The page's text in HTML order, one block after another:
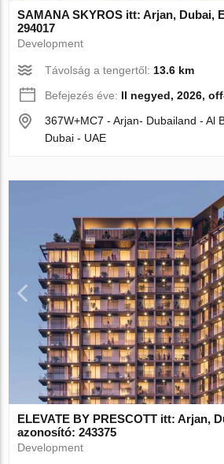
SAMANA SKYROS itt: Arjan, Dubai,
294017
Development
Távolság a tengertől: 13.6 km
Befejezés éve: II negyed, 2026,
367W+MC7 - Arjan- Dubailand - Al
Dubai - UAE
ELEVATE BY PRESCOTT itt: Arjan,
azonosító: 243375
Development